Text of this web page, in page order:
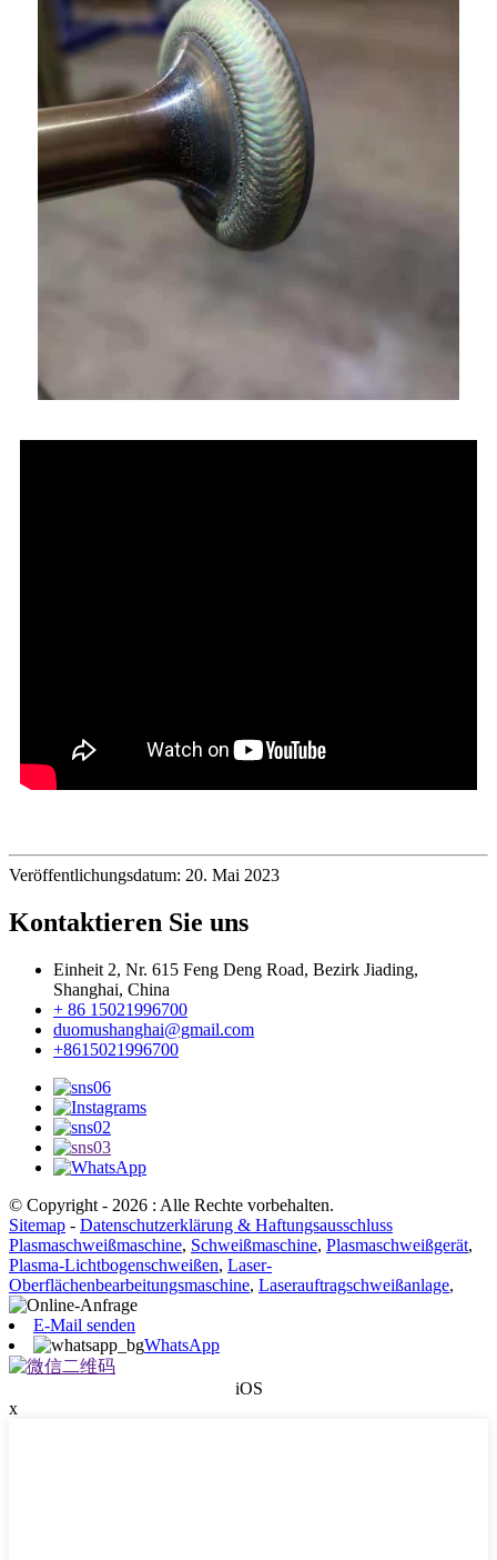
Veröffentlichungsdatum: 20. Mai 2023
Kontaktieren Sie uns
Einheit 2, Nr. 615 Feng Deng Road, Bezirk Jiading,
Shanghai, China
+ 86 15021996700
duomushanghai@gmail.com
+8615021996700
© Copyright - 2026 : Alle Rechte vorbehalten.
Sitemap - Datenschutzerklärung & Haftungsausschluss
Plasmaschweißmaschine, Schweißmaschine, Plasmaschweißgerät,
Plasma-Lichtbogenschweißen, Laser-
Oberflächenbearbeitungsmaschine, Laserauftragschweißanlage,
E-Mail senden
WhatsApp
iOS
x